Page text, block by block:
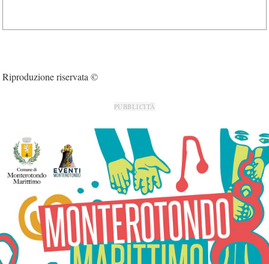
Riproduzione riservata ©
PUBBLICITÀ